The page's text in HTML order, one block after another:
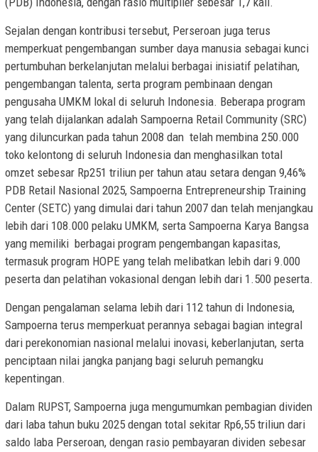
Sejalan dengan kontribusi tersebut, Perseroan juga terus
memperkuat pengembangan sumber daya manusia sebagai kunci
pertumbuhan berkelanjutan melalui berbagai inisiatif pelatihan,
pengembangan talenta, serta program pembinaan dengan
pengusaha UMKM lokal di seluruh Indonesia. Beberapa program
yang telah dijalankan adalah Sampoerna Retail Community (SRC)
yang diluncurkan pada tahun 2008 dan telah membina 250.000
toko kelontong di seluruh Indonesia dan menghasilkan total
omzet sebesar Rp251 triliun per tahun atau setara dengan 9,46%
PDB Retail Nasional 2025, Sampoerna Entrepreneurship Training
Center (SETC) yang dimulai dari tahun 2007 dan telah menjangkau
lebih dari 108.000 pelaku UMKM, serta Sampoerna Karya Bangsa
yang memiliki berbagai program pengembangan kapasitas,
termasuk program HOPE yang telah melibatkan lebih dari 9.000
peserta dan pelatihan vokasional dengan lebih dari 1.500 peserta.
Dengan pengalaman selama lebih dari 112 tahun di Indonesia,
Sampoerna terus memperkuat perannya sebagai bagian integral
dari perekonomian nasional melalui inovasi, keberlanjutan, serta
penciptaan nilai jangka panjang bagi seluruh pemangku
kepentingan.
Dalam RUPST, Sampoerna juga mengumumkan pembagian dividen
dari laba tahun buku 2025 dengan total sekitar Rp6,55 triliun dari
saldo laba Perseroan, dengan rasio pembayaran dividen sebesar